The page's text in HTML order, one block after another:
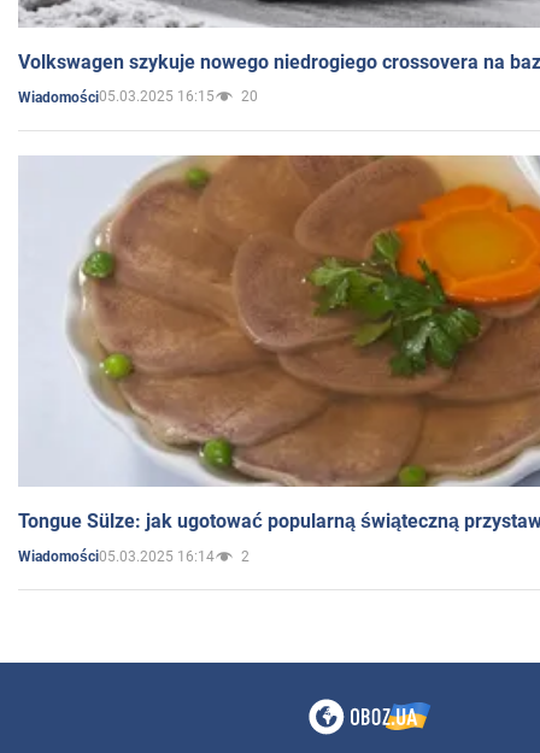
Volkswagen szykuje nowego niedrogiego crossovera na
Wiadomości05.03.2025 16:15 20
Tongue Sülze: jak ugotować popularną świąteczną
Wiadomości05.03.2025 16:14 2